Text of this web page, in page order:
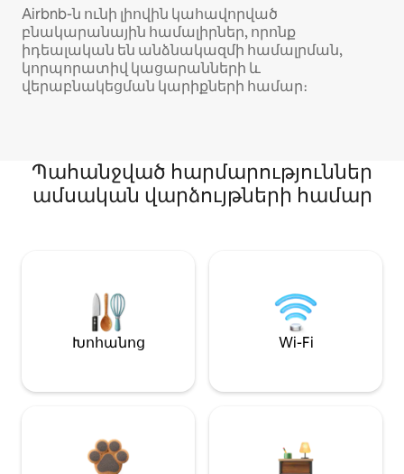
Airbnb-ն ունի լիովին կահավորված
բնակարանային համալիրներ, որոնք
իդեալական են անձնակազմի համալրման,
կորպորատիվ կացարանների և
վերաբնակեցման կարիքների համար։
Պահանջված հարմարություններ
ամսական վարձույթների համար
Խոհանոց Wi-Fi